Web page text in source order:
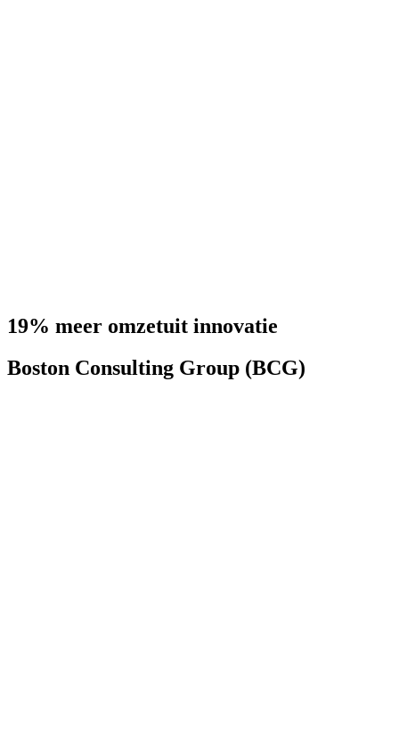
19% meer omzetuit innovatie
Boston Consulting Group (BCG)